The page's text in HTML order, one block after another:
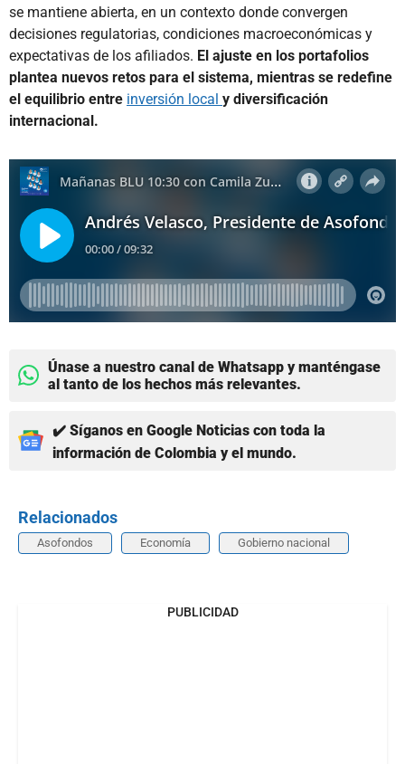
se mantiene abierta, en un contexto donde convergen
decisiones regulatorias, condiciones macroeconómicas y
expectativas de los afiliados. El ajuste en los portafolios
plantea nuevos retos para el sistema, mientras se redefine
el equilibrio entre inversión local y diversificación
internacional.
Únase a nuestro canal de Whatsapp y manténgase
al tanto de los hechos más relevantes.
✔️ Síganos en Google Noticias con toda la
información de Colombia y el mundo.
Relacionados
Asofondos Economía Gobierno nacional
PUBLICIDAD